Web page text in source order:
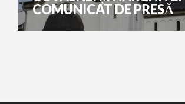
COMUNICAT DE PRESĂ